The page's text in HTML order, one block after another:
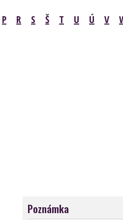
P R S Š T U Ú V
Poznámka